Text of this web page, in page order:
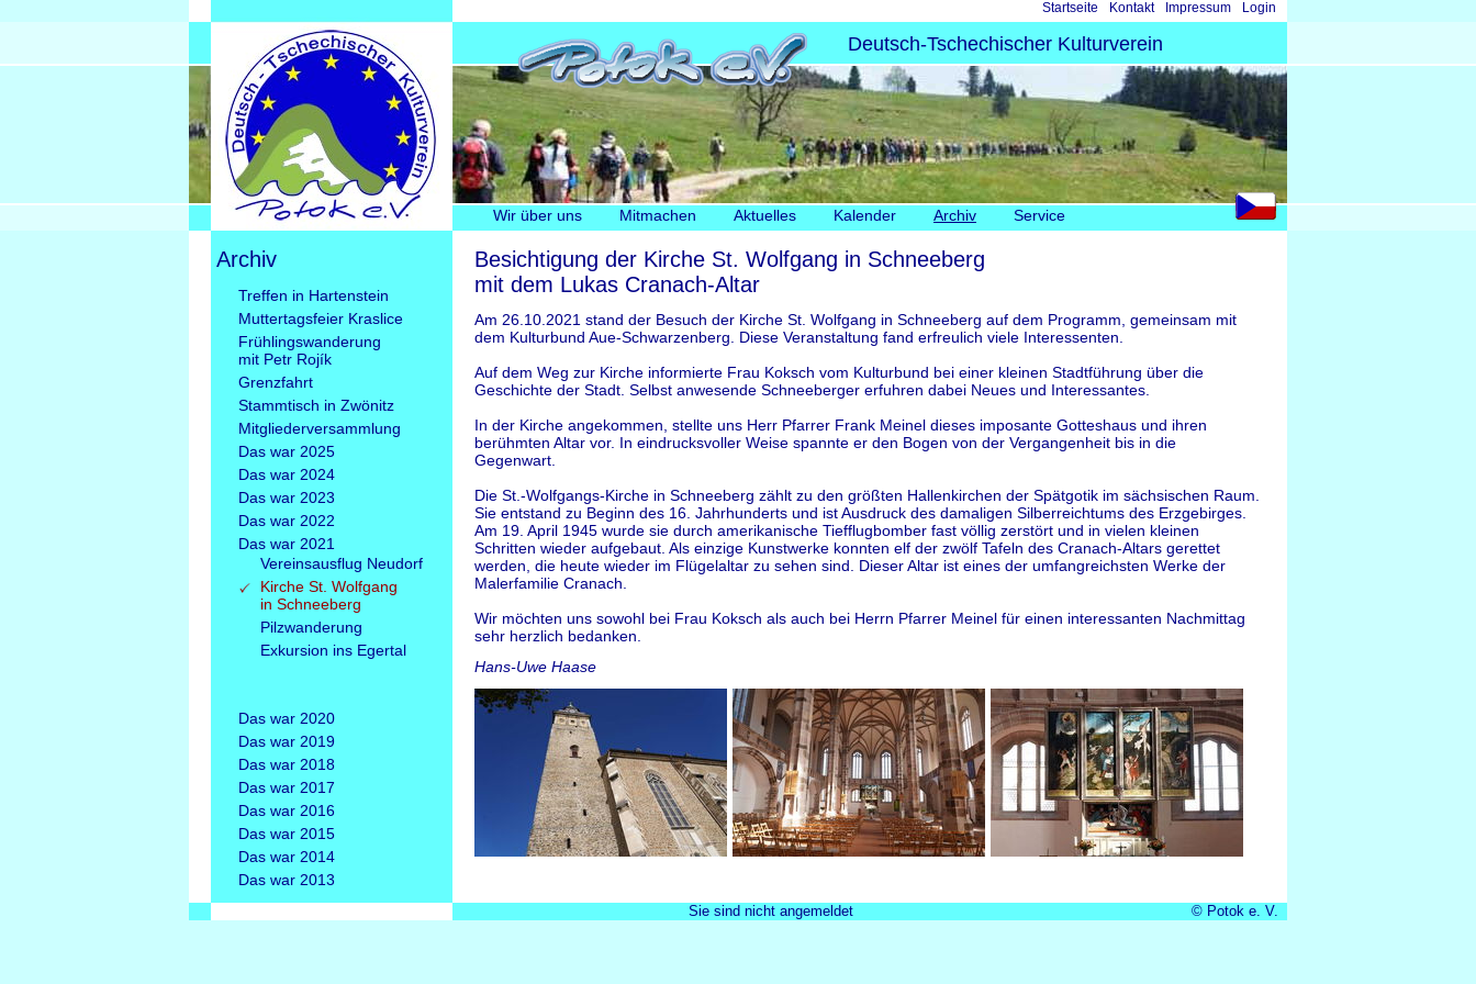
Navigation
überspringen
Wir über uns Mitmachen Aktuelles Kalender Archiv Service
Deutsch-Tschechischer Kulturverein
Navigation
überspringen
Login
Impressum
Kontakt
Startseite
Besichtigung der Kirche St. Wolfgang in Schneeberg
mit dem Lukas Cranach-Altar
Am 26.10.2021 stand der Besuch der Kirche St. Wolfgang in Schneeberg auf dem Programm, gemeinsam mit
dem Kulturbund Aue-Schwarzenberg. Diese Veranstaltung fand erfreulich viele Interessenten.
Auf dem Weg zur Kirche informierte Frau Koksch vom Kulturbund bei einer kleinen Stadtführung über die
Geschichte der Stadt. Selbst anwesende Schneeberger erfuhren dabei Neues und Interessantes.
In der Kirche angekommen, stellte uns Herr Pfarrer Frank Meinel dieses imposante Gotteshaus und ihren
berühmten Altar vor. In eindrucksvoller Weise spannte er den Bogen von der Vergangenheit bis in die
Gegenwart.
Die St.-Wolfgangs-Kirche in Schneeberg zählt zu den größten Hallenkirchen der Spätgotik im sächsischen Raum.
Sie entstand zu Beginn des 16. Jahrhunderts und ist Ausdruck des damaligen Silberreichtums des Erzgebirges.
Am 19. April 1945 wurde sie durch amerikanische Tiefflugbomber fast völlig zerstört und in vielen kleinen
Schritten wieder aufgebaut. Als einzige Kunstwerke konnten elf der zwölf Tafeln des Cranach-Altars gerettet
werden, die heute wieder im Flügelaltar zu sehen sind. Dieser Altar ist eines der umfangreichsten Werke der
Malerfamilie Cranach.
Wir möchten uns sowohl bei Frau Koksch als auch bei Herrn Pfarrer Meinel für einen interessanten Nachmittag
sehr herzlich bedanken.
Hans-Uwe Haase
Archiv
Navigation
überspringen
Treffen in Hartenstein
Muttertagsfeier Kraslice
Frühlingswanderung
mit Petr Rojík
Grenzfahrt
Stammtisch in Zwönitz
Mitgliederversammlung
Das war 2025
Das war 2024
Das war 2023
Das war 2022
Das war 2021
Vereinsausflug Neudorf
Kirche St. Wolfgang
in Schneeberg
Pilzwanderung
Exkursion ins Egertal
Das war 2020
Das war 2019
Das war 2018
Das war 2017
Das war 2016
Das war 2015
Das war 2014
Das war 2013
Sie sind nicht angemeldet © Potok e. V.